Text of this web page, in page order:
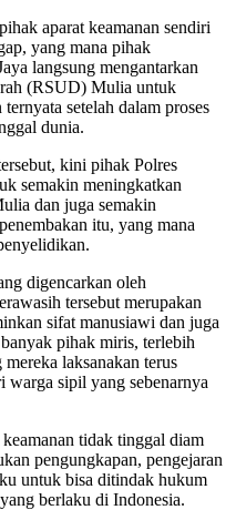
aparat keamanan sendiri
yang mana pihak
langsung mengantarkan
(RSUD) Mulia untuk
setelah dalam proses
dunia.
kini pihak Polres
semakin meningkatkan
dan juga semakin
itu, yang mana
digencarkan oleh
tersebut merupakan
sifat manusiawi dan juga
pihak miris, terlebih
laksanakan terus
warga sipil yang sebenarnya
tidak tinggal diam
pengungkapan, pengejaran
untuk bisa ditindak hukum
berlaku di Indonesia.